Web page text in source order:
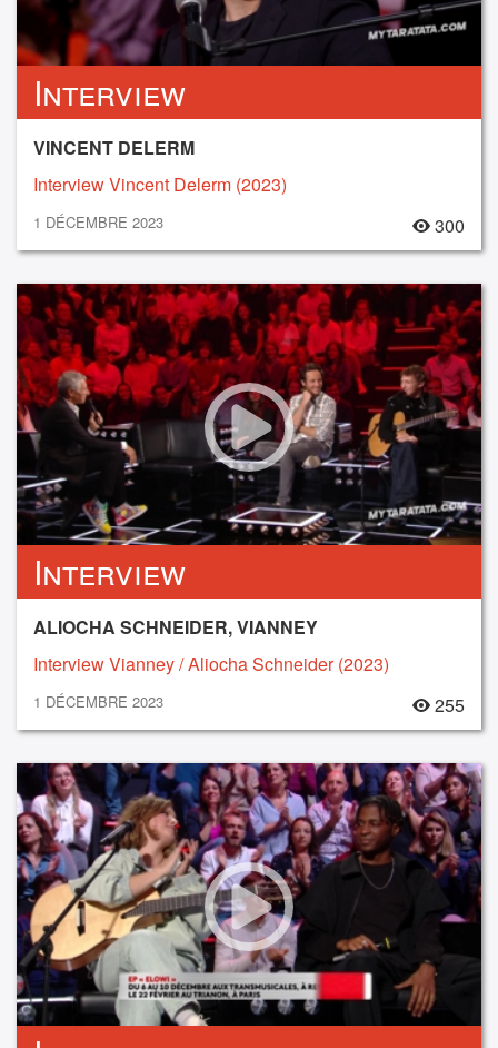
Interview
VINCENT DELERM
Interview Vincent Delerm (2023)
1 DÉCEMBRE 2023 300
Interview
ALIOCHA SCHNEIDER, VIANNEY
Interview Vianney / Aliocha Schneider (2023)
1 DÉCEMBRE 2023 255